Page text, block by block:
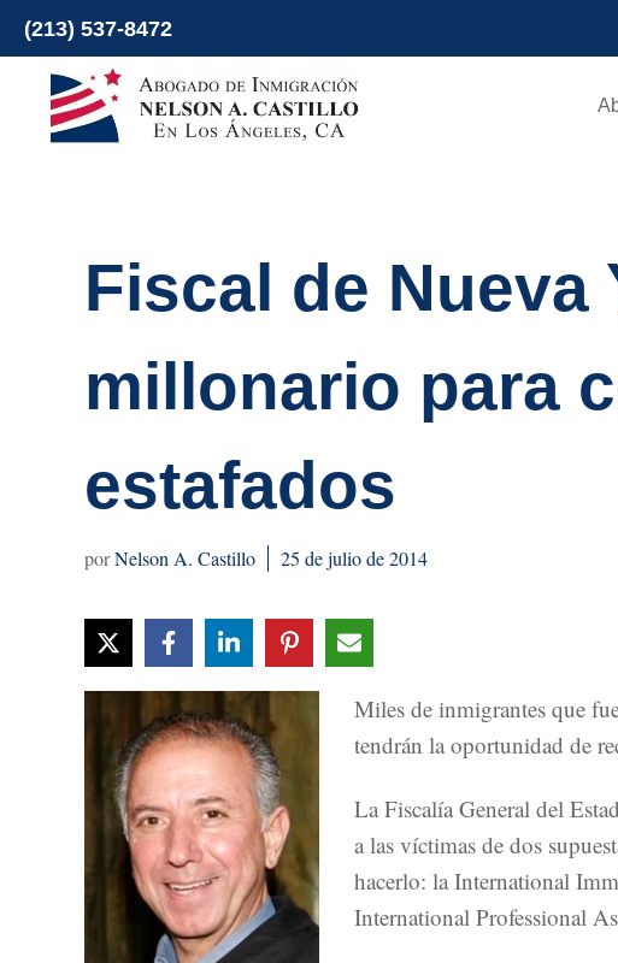
al
contenido
(213) 537-8472
Fiscal de
millonario para
estafados
Nelson A. Castillo 25 de julio de 2014
Miles de inmigrantes que
tendrán la oportunidad de
La Fiscalía General del
a las víctimas de dos
hacerlo: la International
International Professional